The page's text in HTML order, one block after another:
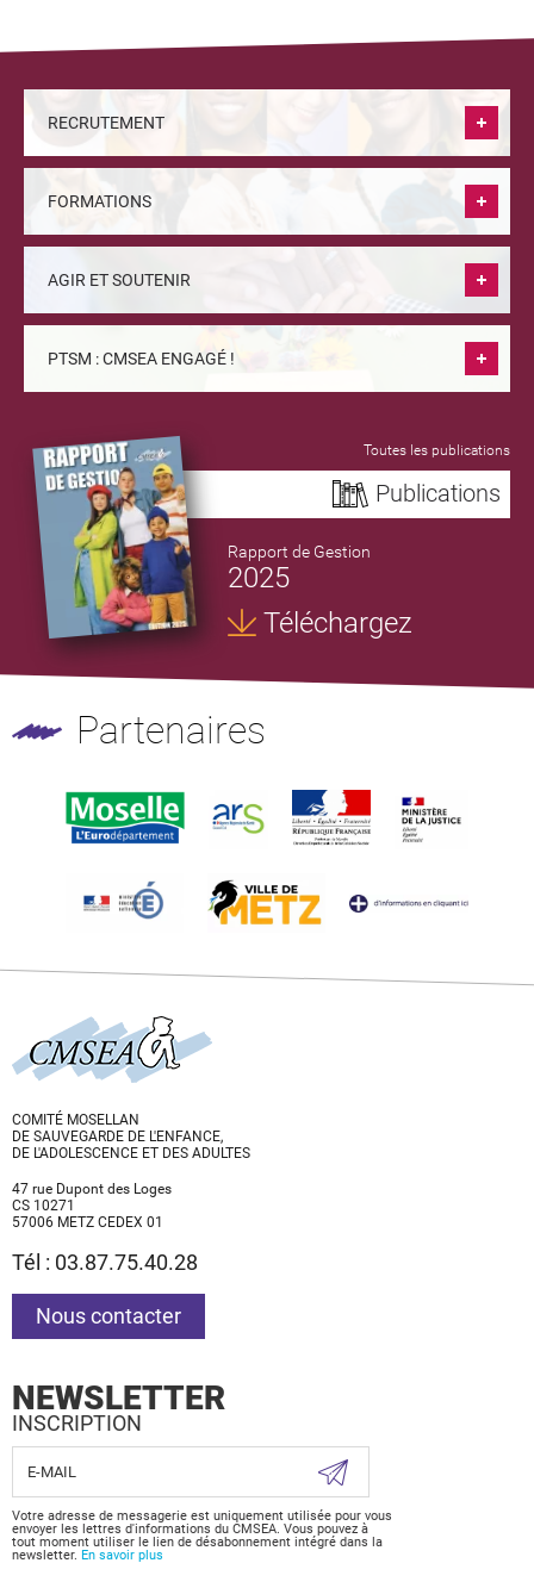
RECRUTEMENT
FORMATIONS
AGIR ET SOUTENIR
PTSM : CMSEA ENGAGÉ !
Toutes les publications
Publications
Rapport de Gestion
2025
Téléchargez
Partenaires
COMITÉ MOSELLAN
DE SAUVEGARDE DE L'ENFANCE,
DE L'ADOLESCENCE ET DES ADULTES
47 rue Dupont des Loges
CS 10271
57006 METZ CEDEX 01
Tél : 03.87.75.40.28
Nous contacter
NEWSLETTER
INSCRIPTION
Votre adresse de messagerie est uniquement utilisée pour vous
envoyer les lettres d'informations du CMSEA. Vous pouvez à
tout moment utiliser le lien de désabonnement intégré dans la
newsletter. En savoir plus